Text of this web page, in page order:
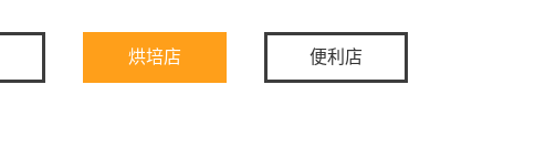
烘培店 便利店